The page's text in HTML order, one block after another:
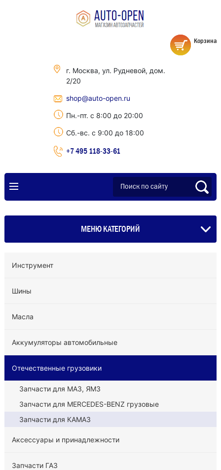
г. Москва, ул. Рудневой, дом.
2/20
shop@auto-open.ru
Пн.-пт. с 8:00 до 20:00
Сб.-вс. с 9:00 до 18:00
+7 495 118-33-61
Корзина
МЕНЮ КАТЕГОРИЙ
Инструмент
Шины
Масла
Аккумуляторы автомобильные
Отечественные грузовики
Запчасти для МАЗ, ЯМЗ
Запчасти для MERCEDES-BENZ грузовые
Запчасти для КАМАЗ
Аксессуары и принадлежности
Запчасти ГАЗ